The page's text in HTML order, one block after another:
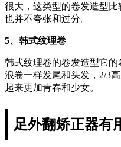
很大，这类型的卷发造型
也并不夸张和过分。
5、韩式纹理卷
韩式纹理卷的卷发造型它
浪卷一样发尾和头发，2/3
起来更加青春和少女。
足外翻矫正器有